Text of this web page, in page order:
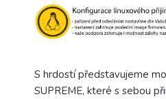
S hrdostí představujeme
SUPREME, které s sebou